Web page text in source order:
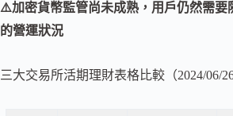
⚠️加密貨幣監管尚未成熟，用戶仍然需要
的營運狀況
三大交易所活期理財表格比較（2024/06/26